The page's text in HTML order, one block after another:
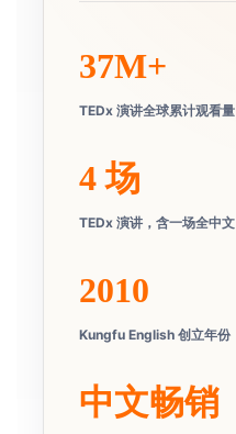
37M+
TEDx 演讲全球累计观看量
4 场
TEDx 演讲，含一场全中文
2010
Kungfu English 创立年份
中文畅销